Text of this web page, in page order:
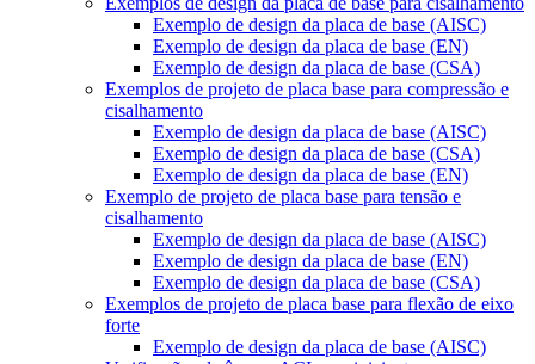
Exemplo de design da placa de base (AISC)
Exemplo de design da placa de base (EN)
Exemplo de design da placa de base (CSA)
Exemplos de projeto de placa base para compressão e
cisalhamento
Exemplo de design da placa de base (AISC)
Exemplo de design da placa de base (CSA)
Exemplo de design da placa de base (EN)
Exemplo de projeto de placa base para tensão e
cisalhamento
Exemplo de design da placa de base (AISC)
Exemplo de design da placa de base (EN)
Exemplo de design da placa de base (CSA)
Exemplos de projeto de placa base para flexão de eixo
forte
Exemplo de design da placa de base (AISC)